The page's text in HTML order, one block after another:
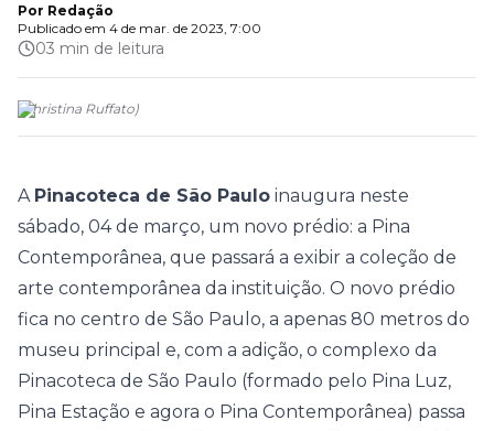
Por Redação
Publicado em 4 de mar. de 2023, 7:00
03 min de leitura
(Christina Ruffato)
A Pinacoteca de São Paulo inaugura neste
sábado, 04 de março, um novo prédio: a Pina
Contemporânea, que passará a exibir a coleção de
arte contemporânea da instituição. O novo prédio
fica no centro de São Paulo, a apenas 80 metros do
museu principal e, com a adição, o complexo da
Pinacoteca de São Paulo (formado pelo Pina Luz,
Pina Estação e agora o Pina Contemporânea) passa